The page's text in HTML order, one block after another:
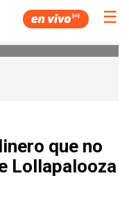
☰
que no
Lollapalooza